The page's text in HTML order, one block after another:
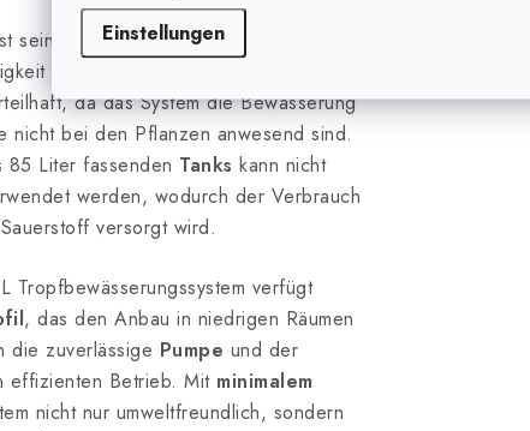
Einstellungen
seine Zeitschaltuhr, die eine genaue
der automatischen Bewässerung
da das System die Bewässerung
nicht bei den Pflanzen anwesend sind.
85 Liter fassenden Tanks kann nicht
werden, wodurch der Verbrauch
versorgt wird.
Tropfbewässerungssystem verfügt
, das den Anbau in niedrigen Räumen
die zuverlässige Pumpe und der
effizienten Betrieb. Mit minimalem
nicht nur umweltfreundlich, sondern